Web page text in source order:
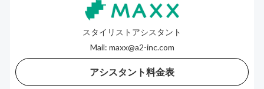
スタイリストアシスタント
Mail: maxx@a2-inc.com
アシスタント料金表